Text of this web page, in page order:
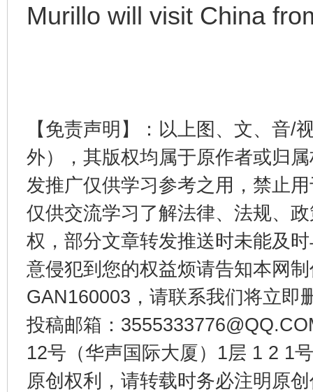
Murillo will visit China
【免责声明】：以上图、文、音/
外），其版权均属于原作者或归
发推广仅供学习参考之用，禁止
仅供交流学习了解法律、法规、
权，部分文章转发推送时未能及
意侵犯到您的权益烦请告知本网
GAN160003，请联系我们将立即
投稿邮箱：
12号（华声国际大厦）1层 1 2 1
原创权利，请转载时务必注明原
受贿1.44亿！段成刚被判无期 从幼